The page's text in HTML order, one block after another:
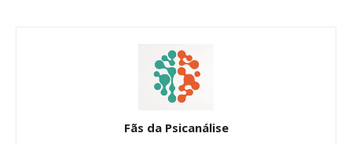
Fãs da Psicanálise